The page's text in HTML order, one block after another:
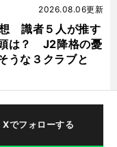
識者５人が推す
は？ J2降格の憂
うな３クラブと
2026.08.06更新
Xでフォローする